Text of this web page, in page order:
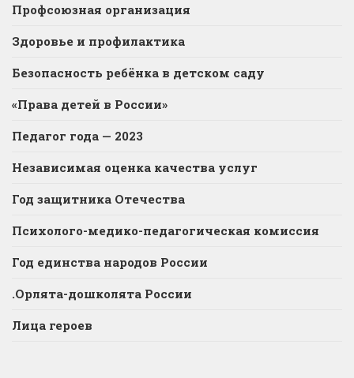
Профсоюзная организация
Здоровье и профилактика
Безопасность ребёнка в детском саду
«Права детей в России»
Педагог года — 2023
Независимая оценка качества услуг
Год защитника Отечества
Психолого-медико-педагогическая комиссия
Год единства народов России
.Орлята-дошколята России
Лица героев